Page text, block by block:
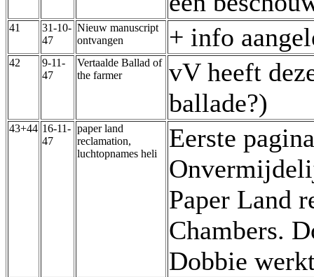
41
31-10-
47
Nieuw manuscript
ontvangen
+ info
42
9-11-
47
Vertaalde Ballad of
the farmer
vV heeft
ballade?)
43+44 16-11-
47
paper land
reclamation,
luchtopnames heli
Eerste
Paper Land
Chambers.
Dobbie